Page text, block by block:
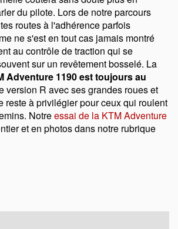
du pilote. Lors de notre parcours
routes à l'adhérence parfois
ne s'est en tout cas jamais montré
au contrôle de traction qui se
sur un revêtement bosselé. La
Adventure 1190 est toujours au
version R avec ses grandes roues et
reste à privilégier pour ceux qui roulent
Notreessai de la KTM Adventure
et en photos dans notre rubrique